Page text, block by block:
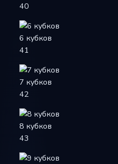
40
6 кубков
41
7 кубков
42
8 кубков
43